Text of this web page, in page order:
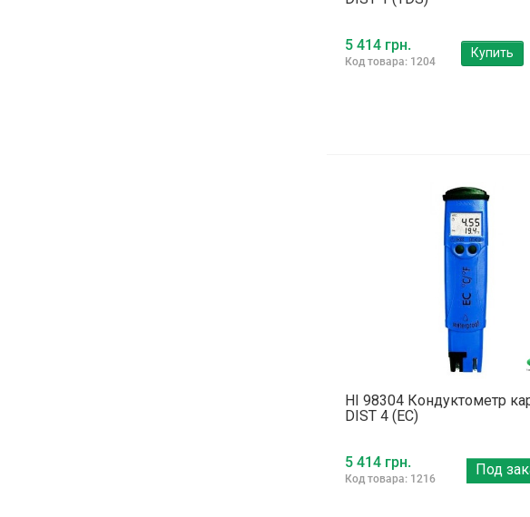
5 414 грн.
Код товара: 1204
Купить
HI 98304 Кондуктометр
DIST 4 (ЕС)
5 414 грн.
Код товара: 1216
Под